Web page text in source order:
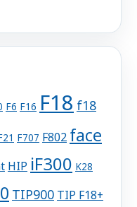
F6 F16 F18f18
F707 F802face
HIPiF300 K28
TIP900TIP F18+